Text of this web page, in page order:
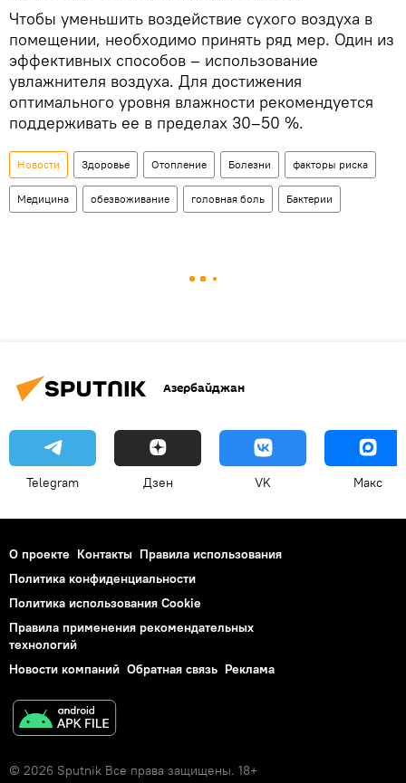
Чтобы уменьшить воздействие сухого воздуха в
помещении, необходимо принять ряд мер. Один из
эффективных способов – использование
увлажнителя воздуха. Для достижения
оптимального уровня влажности рекомендуется
поддерживать ее в пределах 30–50 %.
Новости Здоровье Отопление Болезни факторы риска
Медицина обезвоживание головная боль Бактерии
Азербайджан
Telegram Дзен VK Макс
О проекте Контакты Правила использования
Политика конфиденциальности
Политика использования Cookie
Правила применения рекомендательных
технологий
Новости компаний Обратная связь Реклама
© 2026 Sputnik Все права защищены. 18+